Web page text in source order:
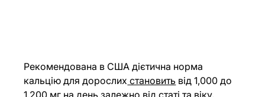
Рекомендована в США дієтична норма
кальцію для дорослих становить від 1,000 до